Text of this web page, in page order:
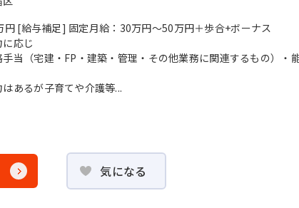
円 [給与補足] 固定月給：30万円～50万円＋歩合+ボーナス
応じ
当（宅建・FP・建築・管理・その他業務に関連するもの）・
あるが子育てや介護等...
気になる